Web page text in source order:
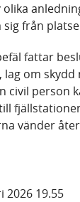
från
fattar
lag om
civil person
vänder
2026 19.55